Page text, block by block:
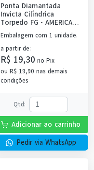
Ponta Diamantada
Invicta Cilíndrica
Torpedo FG - AMERICAN
BURRS
Embalagem com 1 unidade.
a partir de:
R$ 19,30 no Pix
ou R$ 19,90 nas demais
condições
Qtd:
Adicionar ao carrinho
Pedir via WhatsApp